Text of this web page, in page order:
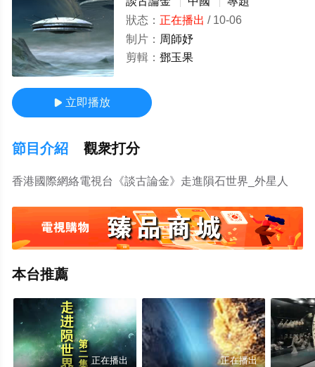
狀态： 正在播出 / 10-06
制片： 周師妤
剪輯： 鄧玉果
 立即播放
節目介紹 觀衆打分
香港國際網絡電視台《談古論金》走進隕石世界_外星人
本台推薦
正在播出 正在播出